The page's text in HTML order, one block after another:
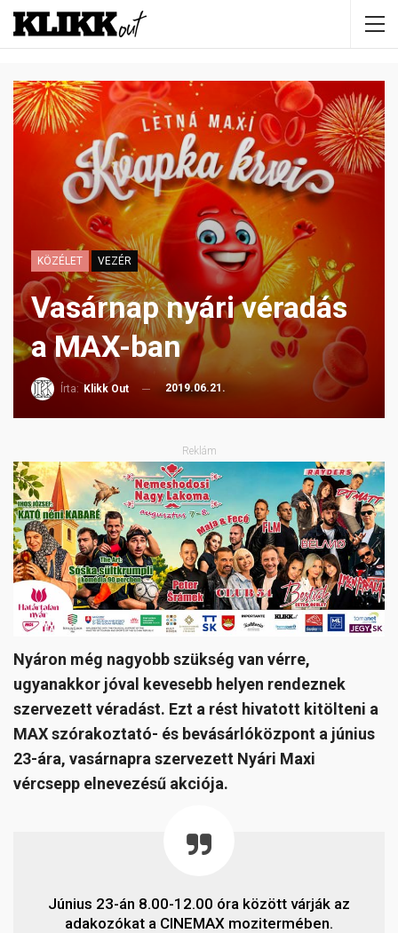
KÖZÉLET VEZÉR
Vasárnap nyári véradás
a MAX-ban
Írta: Klikk Out 2019.06.21.
Reklám
Nyáron még nagyobb szükség van vérre,
ugyanakkor jóval kevesebb helyen rendeznek
szervezett véradást. Ezt a rést hivatott kitölteni a
MAX szórakoztató- és bevásárlóközpont a június
23-ára, vasárnapra szervezett Nyári Maxi
vércsepp elnevezésű akciója.
Június 23-án 8.00-12.00 óra között várják az
adakozókat a CINEMAX mozitermében.